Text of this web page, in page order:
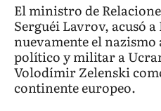
El ministro de
Serguéi Lavrov, acusó
nuevamente el nazismo
político y militar a
Volodímir Zelenski
continente europeo.